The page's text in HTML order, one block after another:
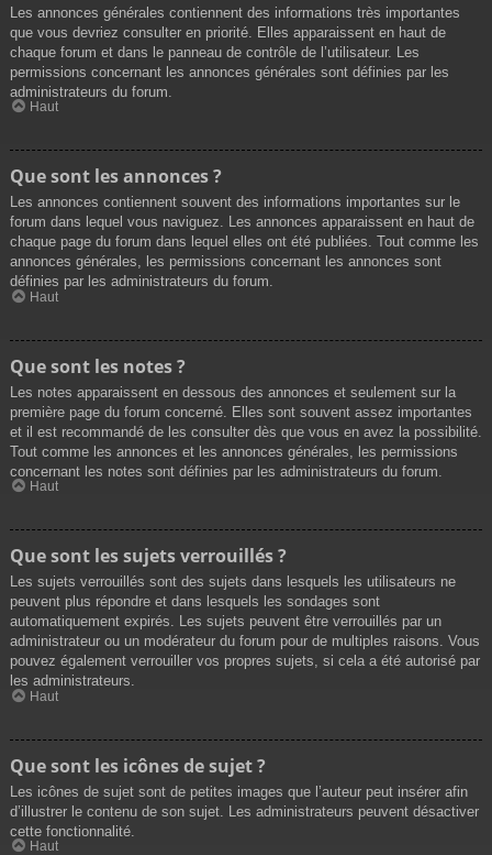
Les annonces générales contiennent des informations très importantes
que vous devriez consulter en priorité. Elles apparaissent en haut de
chaque forum et dans le panneau de contrôle de l’utilisateur. Les
permissions concernant les annonces générales sont définies par les
administrateurs du forum.
Haut
Que sont les annonces ?
Les annonces contiennent souvent des informations importantes sur le
forum dans lequel vous naviguez. Les annonces apparaissent en haut de
chaque page du forum dans lequel elles ont été publiées. Tout comme les
annonces générales, les permissions concernant les annonces sont
définies par les administrateurs du forum.
Haut
Que sont les notes ?
Les notes apparaissent en dessous des annonces et seulement sur la
première page du forum concerné. Elles sont souvent assez importantes
et il est recommandé de les consulter dès que vous en avez la possibilité.
Tout comme les annonces et les annonces générales, les permissions
concernant les notes sont définies par les administrateurs du forum.
Haut
Que sont les sujets verrouillés ?
Les sujets verrouillés sont des sujets dans lesquels les utilisateurs ne
peuvent plus répondre et dans lesquels les sondages sont
automatiquement expirés. Les sujets peuvent être verrouillés par un
administrateur ou un modérateur du forum pour de multiples raisons. Vous
pouvez également verrouiller vos propres sujets, si cela a été autorisé par
les administrateurs.
Haut
Que sont les icônes de sujet ?
Les icônes de sujet sont de petites images que l’auteur peut insérer afin
d’illustrer le contenu de son sujet. Les administrateurs peuvent désactiver
cette fonctionnalité.
Haut